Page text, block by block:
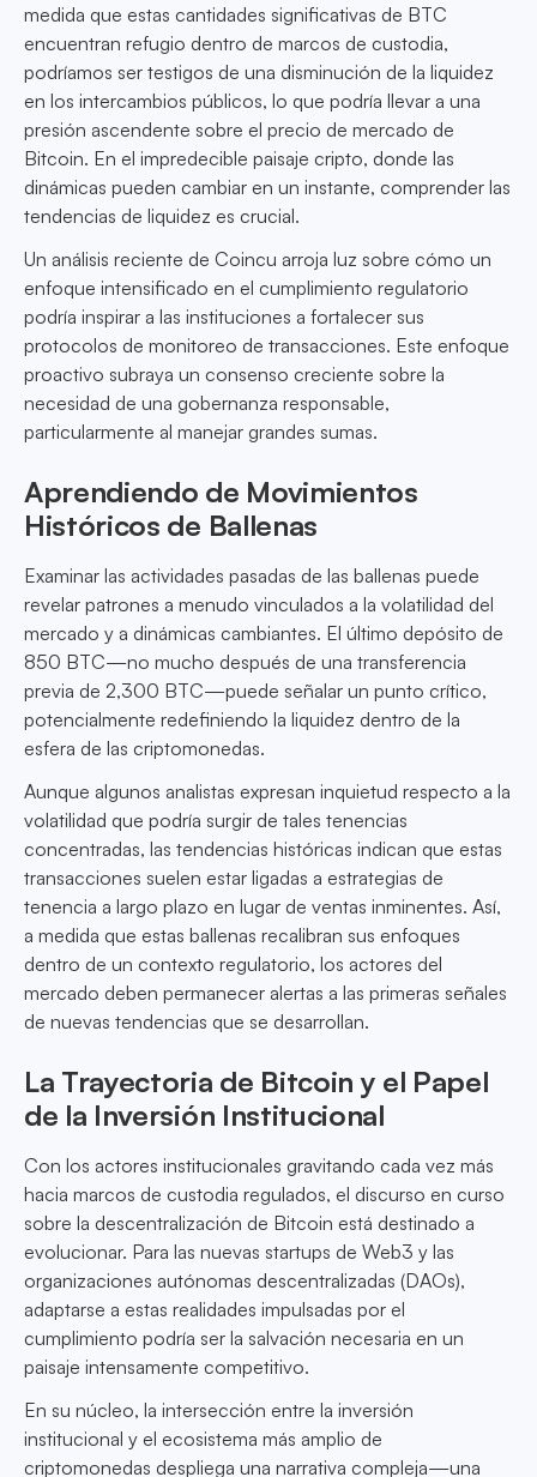
medida que estas cantidades significativas de BTC
encuentran refugio dentro de marcos de custodia,
podríamos ser testigos de una disminución de la liquidez
en los intercambios públicos, lo que podría llevar a una
presión ascendente sobre el precio de mercado de
Bitcoin. En el impredecible paisaje cripto, donde las
dinámicas pueden cambiar en un instante, comprender las
tendencias de liquidez es crucial.
Un análisis reciente de Coincu arroja luz sobre cómo un
enfoque intensificado en el cumplimiento regulatorio
podría inspirar a las instituciones a fortalecer sus
protocolos de monitoreo de transacciones. Este enfoque
proactivo subraya un consenso creciente sobre la
necesidad de una gobernanza responsable,
particularmente al manejar grandes sumas.
Aprendiendo de Movimientos
Históricos de Ballenas
Examinar las actividades pasadas de las ballenas puede
revelar patrones a menudo vinculados a la volatilidad del
mercado y a dinámicas cambiantes. El último depósito de
850 BTC—no mucho después de una transferencia
previa de 2,300 BTC—puede señalar un punto crítico,
potencialmente redefiniendo la liquidez dentro de la
esfera de las criptomonedas.
Aunque algunos analistas expresan inquietud respecto a la
volatilidad que podría surgir de tales tenencias
concentradas, las tendencias históricas indican que estas
transacciones suelen estar ligadas a estrategias de
tenencia a largo plazo en lugar de ventas inminentes. Así,
a medida que estas ballenas recalibran sus enfoques
dentro de un contexto regulatorio, los actores del
mercado deben permanecer alertas a las primeras señales
de nuevas tendencias que se desarrollan.
La Trayectoria de Bitcoin y el Papel
de la Inversión Institucional
Con los actores institucionales gravitando cada vez más
hacia marcos de custodia regulados, el discurso en curso
sobre la descentralización de Bitcoin está destinado a
evolucionar. Para las nuevas startups de Web3 y las
organizaciones autónomas descentralizadas (DAOs),
adaptarse a estas realidades impulsadas por el
cumplimiento podría ser la salvación necesaria en un
paisaje intensamente competitivo.
En su núcleo, la intersección entre la inversión
institucional y el ecosistema más amplio de
criptomonedas despliega una narrativa compleja—una